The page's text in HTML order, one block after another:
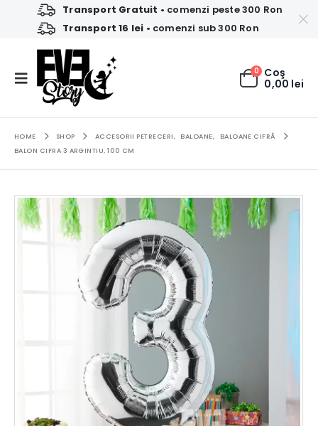
Transport Gratuit • comenzi peste 300 Ron
Transport 16 lei • comenzi sub 300 Ron
0 Coş
0,00 lei
HOME SHOP ACCESORII PETRECERI, BALOANE,
BALOANE CIFRĂ
BALON CIFRA 3 ARGINTIU, 100 CM